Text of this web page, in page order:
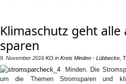
Klimaschutz geht
sparen
9. November 2016 KO in Kreis Minden - Lübbecke
Minden. Die
um die Themen Stromsparen und